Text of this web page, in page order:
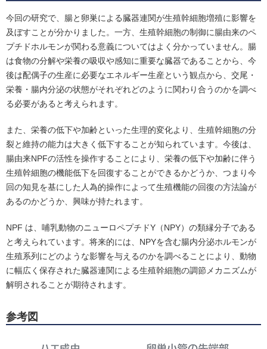
今回の研究で、腸と卵巣による臓器連関が生殖幹細胞増殖に影響を
及ぼすことが分かりました。一方、生殖幹細胞の制御に腸由来のペ
プチドホルモンが関わる意義についてはよく分かっていません。腸
は食物の分解や栄養の吸収や感知に重要な臓器であることから、今
後は配偶子の生産に必要なエネルギー生産という観点から、交尾・
栄養・腸内分泌の状態がそれぞれどのように関わり合うのかを調べ
る必要があると考えられます。
また、栄養の低下や加齢といった生理的変化より、生殖幹細胞の分
裂と維持の能力は大きく低下することが知られています。今後は、
腸由来NPFの活性を操作することにより、栄養の低下や加齢に伴う
生殖幹細胞の機能低下を回復することができるかどうか、つまり今
回の知見を基にした人為的操作によって生殖機能の回復の方法論が
あるのかどうか、興味が持たれます。
NPF は、哺乳動物のニューロペプチドY（NPY）の類縁分子である
と考えられています。将来的には、NPYを含む腸内分泌ホルモンが
生殖系列にどのような影響を与えるのかを調べることにより、動物
に幅広く保存された臓器連関による生殖幹細胞の調節メカニズムが
解明されることが期待されます。
参考図